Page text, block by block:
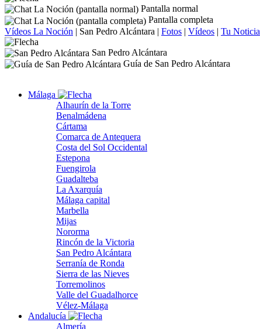
Pantalla normal
Pantalla completa
Vídeos La Noción | San Pedro Alcántara | Fotos | Vídeos | Tu Noticia
San Pedro Alcántara
Guía de San Pedro Alcántara
Málaga
Alhaurín de la Torre
Benalmádena
Cártama
Comarca de Antequera
Costa del Sol Occidental
Estepona
Fuengirola
Guadalteba
La Axarquía
Málaga capital
Marbella
Mijas
Nororma
Rincón de la Victoria
San Pedro Alcántara
Serranía de Ronda
Sierra de las Nieves
Torremolinos
Valle del Guadalhorce
Vélez-Málaga
Andalucía
Almería